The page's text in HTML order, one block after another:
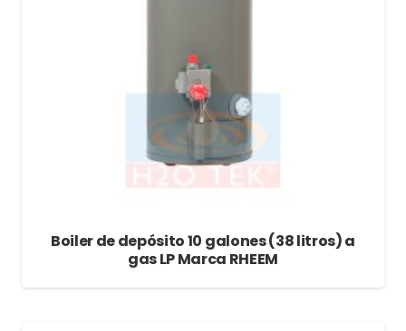
Boiler de depósito 10 galones (38 litros) a
gas LP Marca RHEEM